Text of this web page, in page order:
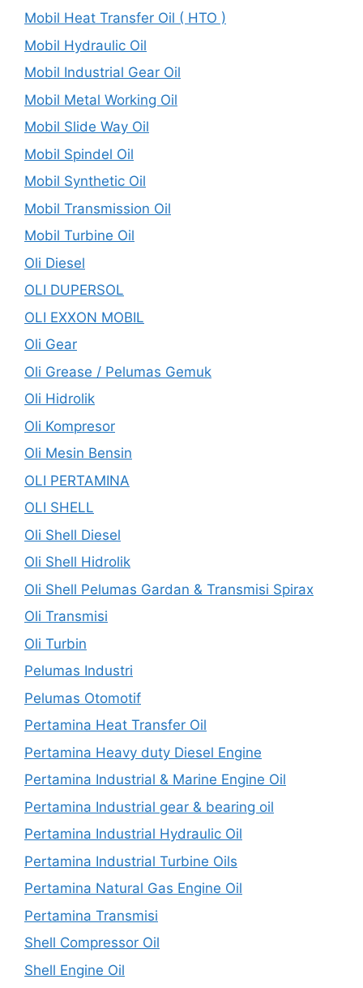
Mobil Heat Transfer Oil ( HTO )
Mobil Hydraulic Oil
Mobil Industrial Gear Oil
Mobil Metal Working Oil
Mobil Slide Way Oil
Mobil Spindel Oil
Mobil Synthetic Oil
Mobil Transmission Oil
Mobil Turbine Oil
Oli Diesel
OLI DUPERSOL
OLI EXXON MOBIL
Oli Gear
Oli Grease / Pelumas Gemuk
Oli Hidrolik
Oli Kompresor
Oli Mesin Bensin
OLI PERTAMINA
OLI SHELL
Oli Shell Diesel
Oli Shell Hidrolik
Oli Shell Pelumas Gardan & Transmisi Spirax
Oli Transmisi
Oli Turbin
Pelumas Industri
Pelumas Otomotif
Pertamina Heat Transfer Oil
Pertamina Heavy duty Diesel Engine
Pertamina Industrial & Marine Engine Oil
Pertamina Industrial gear & bearing oil
Pertamina Industrial Hydraulic Oil
Pertamina Industrial Turbine Oils
Pertamina Natural Gas Engine Oil
Pertamina Transmisi
Shell Compressor Oil
Shell Engine Oil